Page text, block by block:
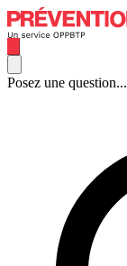
Posez une question...